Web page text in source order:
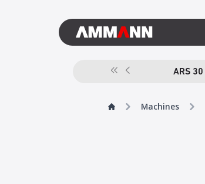
ARS 30
Machines